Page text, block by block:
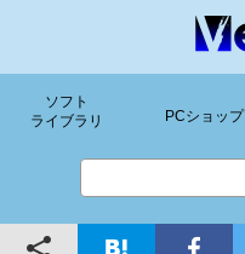
ソフト
ライブラリ
PCショップ